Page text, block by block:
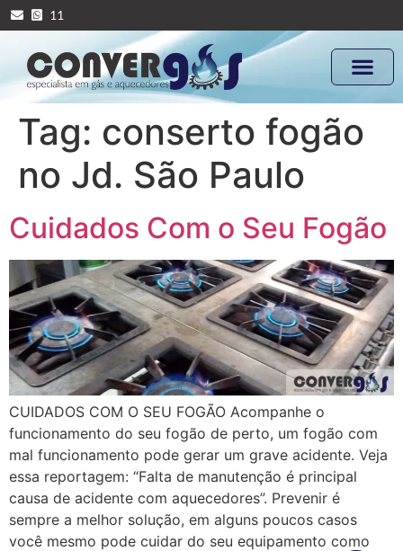
11
Tag: conserto fogão
no Jd. São Paulo
Cuidados Com o Seu Fogão
CUIDADOS COM O SEU FOGÃO Acompanhe o
funcionamento do seu fogão de perto, um fogão com
mal funcionamento pode gerar um grave acidente. Veja
essa reportagem: “Falta de manutenção é principal
causa de acidente com aquecedores”. Prevenir é
sempre a melhor solução, em alguns poucos casos
você mesmo pode cuidar do seu equipamento como